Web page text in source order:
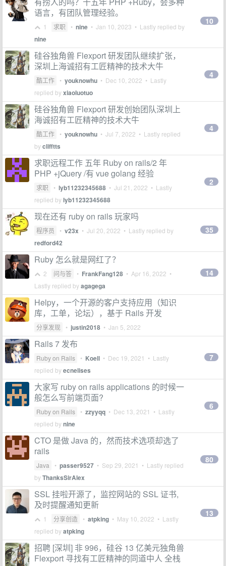
语言，有团队管理经验。
1 求职 • nine • Jan 10, 2023 • Lastly replied by
nine
10
硅谷独角兽 Flexport 研发团队继续扩张，
深圳上海诚招有工匠精神的技术大牛
酷工作 • youknowhu • Dec 10, 2022 • Lastly
replied byxiaoluotuo
4
硅谷独角兽 Flexport 研发创始团队深圳上
海诚招有工匠精神的技术大牛
酷工作 • youknowhu • Jul 7, 2022 • Lastly replied
byclifftts
4
求职远程工作 五年 Ruby on rails/2 年
PHP +jQuery /有 vue golang 经验
求职 • lyb11232345688 • Jul 21, 2022 • Lastly
replied bylyb11232345688
2
现在还有 ruby on rails 玩家吗
程序员 • v23x • Jul 20, 2022 • Lastly replied by
redford42
35
Ruby 怎么就是网红了？
2 问与答 • FrankFang128 • Apr 16, 2022 •
Lastly replied byagagega
14
Helpy，一个开源的客户支持应用（知识
库，工单，论坛），基于 Rails 开发
分享发现 • justin2018 • Jan 5, 2022
Rails 7 发布
Ruby on Rails • Koell • Dec 19, 2021 • Lastly
replied byecnelises
7
大家写 ruby on rails applications 的时候一
般怎么写前端页面?
Ruby on Rails • zzyyqq • Dec 13, 2021 • Lastly
replied bynine
6
CTO 是做 Java 的，然而技术选项却选了
rails
Java • passer9527 • Sep 29, 2021 • Lastly replied
byThanksSirAlex
80
SSL 挂啦开源了，监控网站的 SSL 证书,
及时提醒通知更新
1 分享创造 • atpking • May 10, 2022 • Lastly
replied byatpking
13
招聘 [深圳] 非 996，硅谷 13 亿美元独角兽
Flexport 寻找有工匠精神的同道中人 全栈